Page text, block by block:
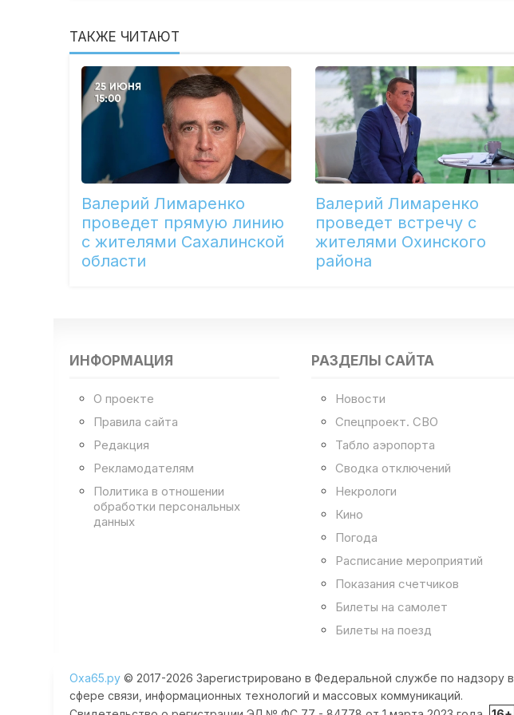
ТАКЖЕ ЧИТАЮТ
Валерий Лимаренко
проведет прямую линию
с жителями Сахалинской
области
Валерий Лимаренко
проведет встречу с
жителями Охинского
района
ИНФОРМАЦИЯ
О проекте
Правила сайта
Редакция
Рекламодателям
Политика в отношении
обработки персональных
данных
РАЗДЕЛЫ САЙТА
Новости
Спецпроект. СВО
Табло аэропорта
Сводка отключений
Некрологи
Кино
Погода
Расписание мероприятий
Показания счетчиков
Билеты на самолет
Билеты на поезд
Оха65.ру © 2017-2026 Зарегистрировано в Федеральной службе по надзору в
сфере связи, информационных технологий и массовых коммуникаций.